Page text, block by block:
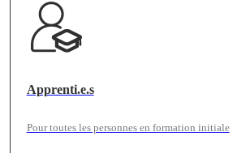
Apprenti.e.s
Pour toutes les personnes en formation initiale